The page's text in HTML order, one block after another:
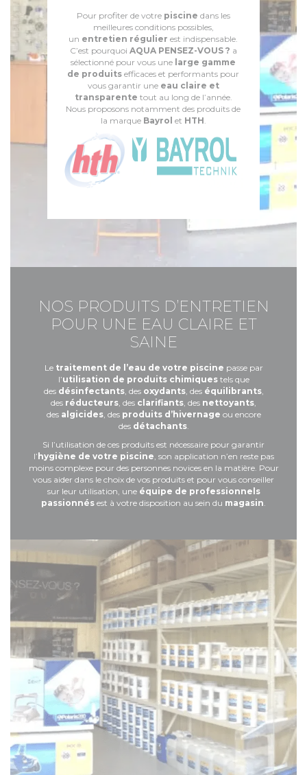
Pour profiter de votre piscine dans les
meilleures conditions possibles,
un entretien régulier est indispensable.
C’est pourquoi AQUA PENSEZ-VOUS ? a
sélectionné pour vous une large gamme
de produits efficaces et performants pour
vous garantir une eau claire et
transparente tout au long de l’année.
Nous proposons notamment des produits de
la marque Bayrol et HTH
NOS PRODUITS D’ENTRETIEN
POUR UNE EAU CLAIRE ET
SAINE
Le traitement de l’eau de votre piscine passe par
l’utilisation de produits chimiquestels que
des désinfectants, des oxydants, des équilibrants,
des réducteurs , des clarifiants , des nettoyants
des algicides, des produits d’hivernage ou encore
des détachants.
Si l’utilisation de ces produits est nécessaire pour garantir
l’hygiène de votre piscine , son application n’en reste pas
moins complexe pour des personnes novices en la matière. Pour
vous aider dans le choix de vos produits et pour vous conseiller
sur leur utilisation, une équipe de professionnels
passionnés est à votre disposition au sein du magasin